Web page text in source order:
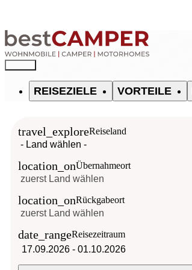
REISEZIELE VORTEILE
travel_exploreReiseland
location_onÜbernahmeort
location_onRückgabeort
date_rangeReisezeitraum
17.09.2026 - 01.10.2026